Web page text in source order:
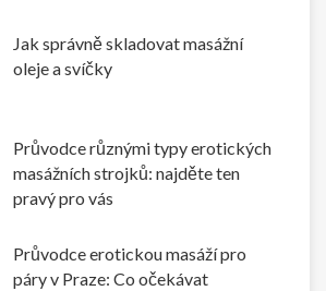
Jak správně skladovat masážní
oleje a svíčky
Průvodce různými typy erotických
masážních strojků: najděte ten
pravý pro vás
Průvodce erotickou masáží pro
páry v Praze: Co očekávat